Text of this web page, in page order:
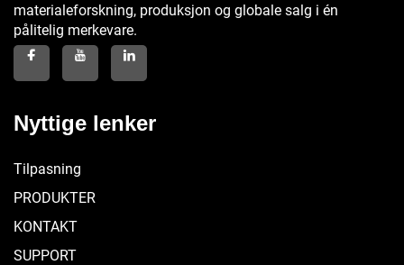
materialeforskning, produksjon og globale salg i én
pålitelig merkevare.
Nyttige lenker
Tilpasning
PRODUKTER
KONTAKT
SUPPORT